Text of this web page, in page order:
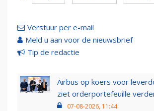
Verstuur per e-mail
Meld u aan voor de nieuwsbrief
Tip de redactie
Airbus op koers voor
ziet orderportefeuille
07-08-2026, 11:44